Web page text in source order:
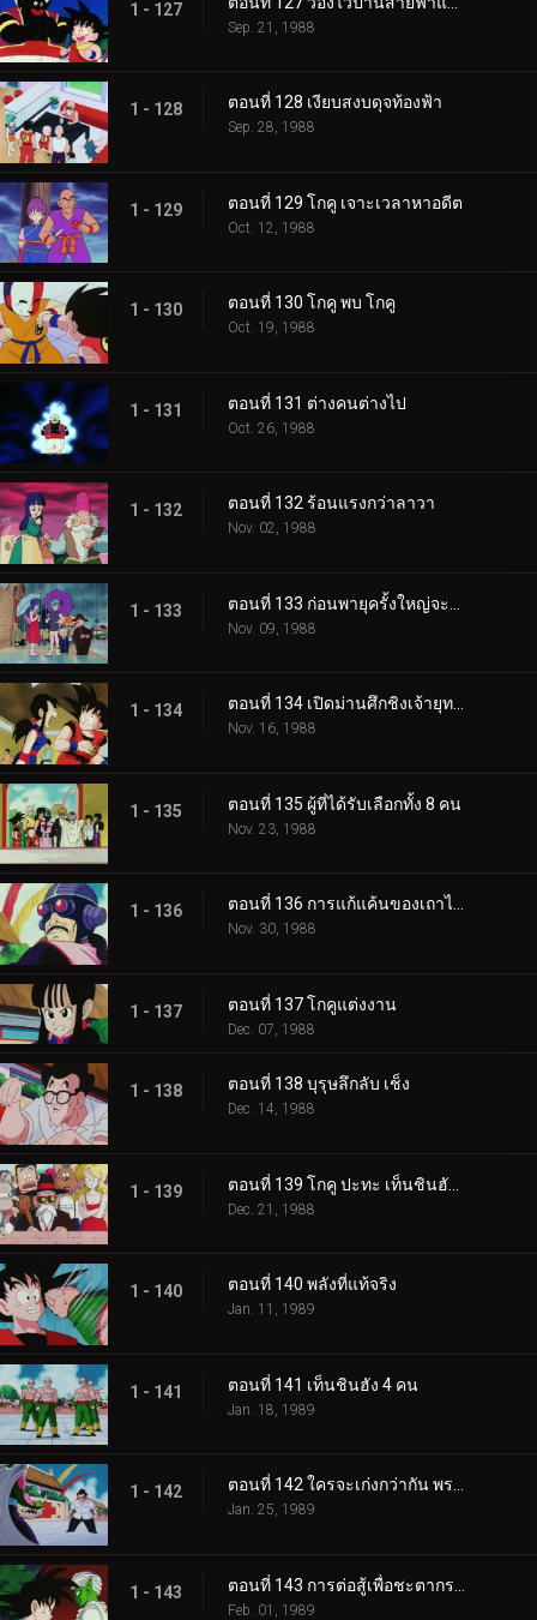
1 - 127
Sep. 21, 1988
1 - 128 ตอนที่ 128 เงียบสงบดุจท้องฟ้า
Sep. 28, 1988
1 - 129 ตอนที่ 129 โกคู เจาะเวลาหาอดีต
Oct. 12, 1988
1 - 130 ตอนที่ 130 โกคู พบ โกคู
Oct. 19, 1988
1 - 131 ตอนที่ 131 ต่างคนต่างไป
Oct. 26, 1988
1 - 132 ตอนที่ 132 ร้อนแรงกว่าลาวา
Nov. 02, 1988
1 - 133
Nov. 09, 1988
1 - 134 ตอนที่ 134 เปิดม่านศึกชิงเจ้ายุทธภพ
Nov. 16, 1988
1 - 135 ตอนที่ 135 ผู้ที่ได้รับเลือกทั้ง 8 คน
Nov. 23, 1988
1 - 136 ตอนที่ 136 การแก้แค้นของเถาไปไป
Nov. 30, 1988
1 - 137 ตอนที่ 137 โกคูแต่งงาน
Dec. 07, 1988
1 - 138 ตอนที่ 138 บุรุษลึกลับ เช็ง
Dec. 14, 1988
1 - 139
Dec. 21, 1988
1 - 140 ตอนที่ 140 พลังที่แท้จริง
Jan. 11, 1989
1 - 141 ตอนที่ 141 เท็นชินฮัง 4 คน
Jan. 18, 1989
1 - 142 ตอนที่ 142 ใครจะเก่งกว่ากัน พระเจ้าหรือปีศาจ
Jan. 25, 1989
1 - 143
Feb. 01, 1989